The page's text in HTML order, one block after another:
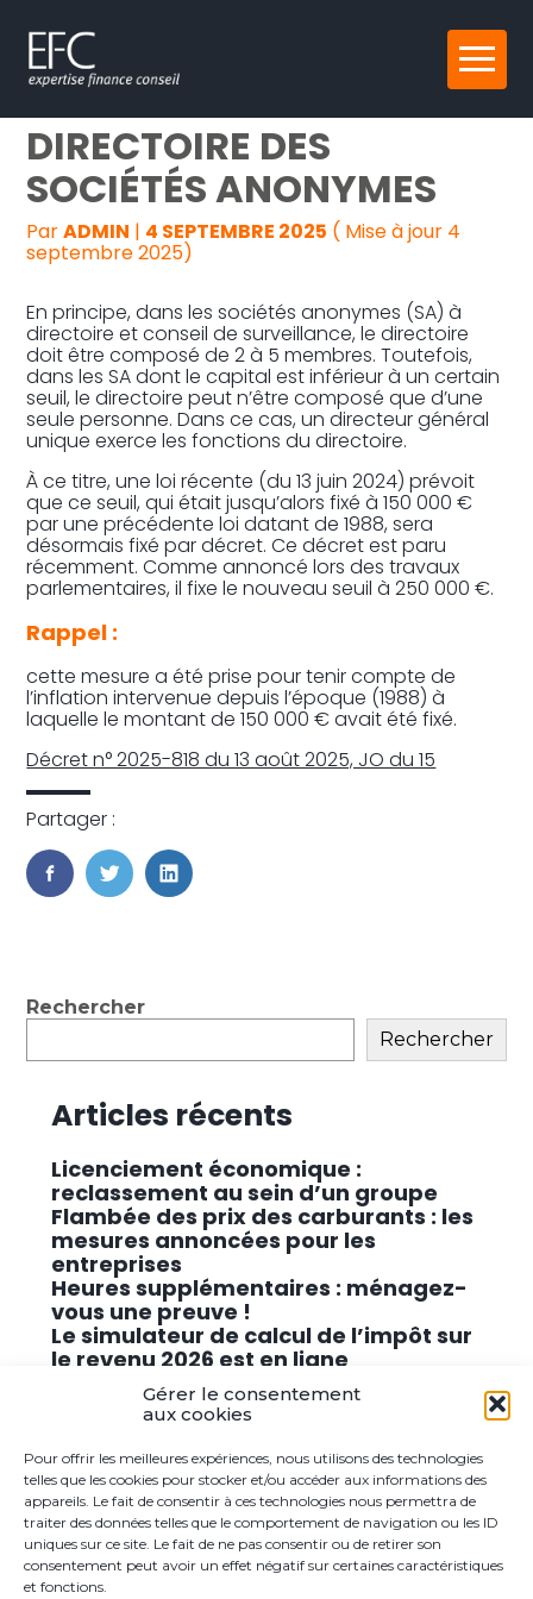
Gérer le consentement
aux cookies
Pour offrir les meilleures expériences, nous utilisons des technologies
telles que les cookies pour stocker et/ou accéder aux informations des
appareils. Le fait de consentir à ces technologies nous permettra de
traiter des données telles que le comportement de navigation ou les ID
uniques sur ce site. Le fait de ne pas consentir ou de retirer son
consentement peut avoir un effet négatif sur certaines caractéristiques
et fonctions.
Aller
au
Reprise, transmission et création
Gestion au quotidien
Pilotage d’entreprise
Audit
DU NOUVEAU POUR LE
DIRECTOIRE DES
SOCIÉTÉS ANONYMES
ParADMIN | 4 SEPTEMBRE 2025 ( Mise à jour 4
septembre 2025)
En principe, dans les sociétés anonymes (SA) à
directoire et conseil de surveillance, le directoire
doit être composé de 2 à 5 membres. Toutefois,
dans les SA dont le capital est inférieur à un certain
seuil, le directoire peut n’être composé que d’une
seule personne. Dans ce cas, un directeur général
unique exerce les fonctions du directoire.
À ce titre, une loi récente (du 13 juin 2024) prévoit
que ce seuil, qui était jusqu’alors fixé à 150 000 €
par une précédente loi datant de 1988, sera
désormais fixé par décret. Ce décret est paru
récemment. Comme annoncé lors des travaux
parlementaires, il fixe le nouveau seuil à 250 000 €.
Rappel :
cette mesure a été prise pour tenir compte de
l’inflation intervenue depuis l’époque (1988) à
laquelle le montant de 150 000 € avait été fixé.
Décret n° 2025-818 du 13 août 2025, JO du 15
Partager :
FaceBook
TwitterLinkedIn
Blog
Rechercher
Rechercher
Articles récents
Licenciement économique :
reclassement au sein d’un groupe
Flambée des prix des carburants : les
mesures annoncées pour les
entreprises
Heures supplémentaires : ménagez-
vous une preuve !
Le simulateur de calcul de l’impôt sur
le revenu 2026 est en ligne
Promouvoir des solutions de
cybersécurité conformes au RGPD
Commentaires récents
Aucun commentaire à afficher.